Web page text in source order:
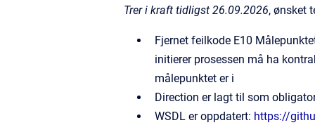
Trer i kraft tidligst 26.09.2026, ønsket
Fjernet feilkode E10
initierer prosessen må ha
målepunktet er i
Direction er lagt til som
WSDL er oppdatert: https://